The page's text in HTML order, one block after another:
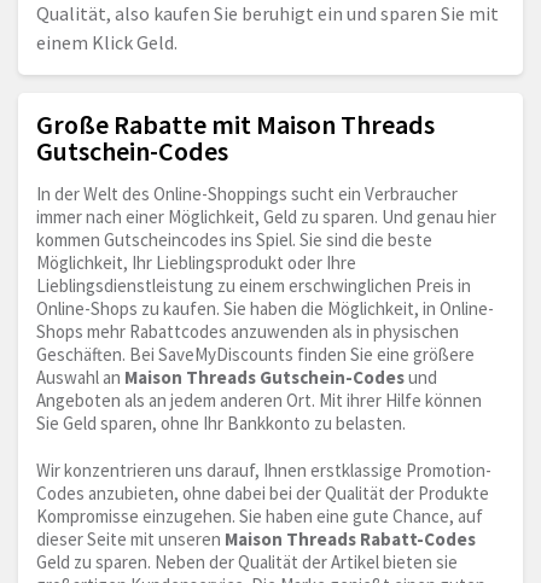
Qualität, also kaufen Sie beruhigt ein und sparen Sie mit
einem Klick Geld.
Große Rabatte mit Maison Threads
Gutschein-Codes
In der Welt des Online-Shoppings sucht ein Verbraucher
immer nach einer Möglichkeit, Geld zu sparen. Und genau hier
kommen Gutscheincodes ins Spiel. Sie sind die beste
Möglichkeit, Ihr Lieblingsprodukt oder Ihre
Lieblingsdienstleistung zu einem erschwinglichen Preis in
Online-Shops zu kaufen. Sie haben die Möglichkeit, in Online-
Shops mehr Rabattcodes anzuwenden als in physischen
Geschäften. Bei SaveMyDiscounts finden Sie eine größere
Auswahl an Maison Threads Gutschein-Codesund
Angeboten als an jedem anderen Ort. Mit ihrer Hilfe können
Sie Geld sparen, ohne Ihr Bankkonto zu belasten.
Wir konzentrieren uns darauf, Ihnen erstklassige Promotion-
Codes anzubieten, ohne dabei bei der Qualität der Produkte
Kompromisse einzugehen. Sie haben eine gute Chance, auf
dieser Seite mit unseren Maison Threads Rabatt-Codes
Geld zu sparen. Neben der Qualität der Artikel bieten sie